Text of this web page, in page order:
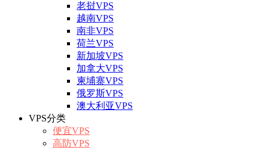
老挝VPS
越南VPS
南非VPS
荷兰VPS
新加坡VPS
加拿大VPS
柬埔寨VPS
俄罗斯VPS
澳大利亚VPS
VPS分类
便宜VPS
高防VPS